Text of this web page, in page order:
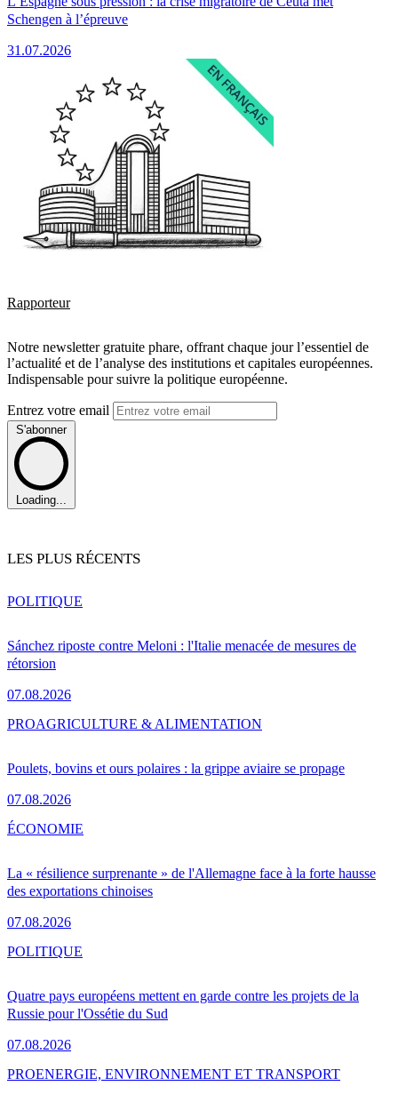
Schengen à l’épreuve
31.07.2026
Rapporteur
Notre newsletter gratuite phare, offrant chaque jour l’essentiel de
l’actualité et de l’analyse des institutions et capitales européennes.
Indispensable pour suivre la politique européenne.
Entrez votre email
S'abonner
Loading...
LES PLUS RÉCENTS
Sánchez riposte contre Meloni : l'Italie menacée de mesures de
rétorsion
07.08.2026
POLITIQUE
Poulets, bovins et ours polaires : la grippe aviaire se propage
07.08.2026
PROAGRICULTURE & ALIMENTATION
La « résilience surprenante » de l'Allemagne face à la forte hausse
des exportations chinoises
07.08.2026
ÉCONOMIE
Quatre pays européens mettent en garde contre les projets de la
Russie pour l'Ossétie du Sud
07.08.2026
POLITIQUE
PROENERGIE, ENVIRONNEMENT ET TRANSPORT